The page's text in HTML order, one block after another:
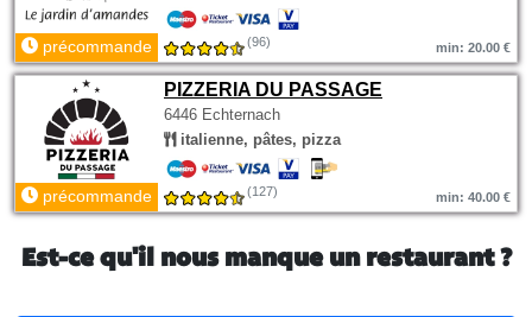
précommande (96) min: 20.00 €
PIZZERIA DU PASSAGE
6446 Echternach
italienne, pâtes, pizza
précommande (127) min: 40.00 €
Est-ce qu'il nous manque un restaurant ?